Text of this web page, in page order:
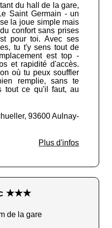
du hall de la gare,
Saint Germain - un
la joue simple mais
confort sans prises
pour toi. Avec ses
tu t'y sens tout de
est top -
et rapidité d'accès.
où tu peux souffler
remplie, sans te
tout ce qu'il faut, au
93600 Aulnay-
Plus d'infos
★★★
de la gare